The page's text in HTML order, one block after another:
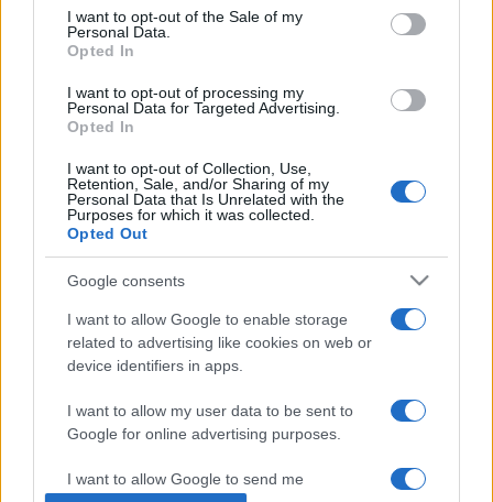
consent section.
I want to opt-out of the Sale of my
Personal Data.
Opted In
I want to opt-out of processing my
Personal Data for Targeted Advertising.
Opted In
I want to opt-out of Collection, Use,
Retention, Sale, and/or Sharing of my
Personal Data that Is Unrelated with the
Purposes for which it was collected.
Opted Out
Google consents
I want to allow Google to enable storage
related to advertising like cookies on web or
device identifiers in apps.
I want to allow my user data to be sent to
Google for online advertising purposes.
I want to allow Google to send me
Károly zeneszerző, zongoraművész, Dráfi Kálmán
zongoraművész, Fazekas Gergely zenetörténész, Fekete
Gyula zeneszerző, Fülei Balázs zongoraművész, Jakobi
László csellóművész, hangversenyrendező; Marton Éva
Tamás zongoraművész, karmester.
Fotók: MTI/Máthé Zoltán